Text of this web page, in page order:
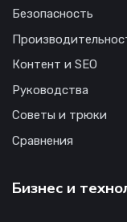
Безопасность
Контент и SEO
Руководства
Советы и трюки
Сравнения
Бизнес и